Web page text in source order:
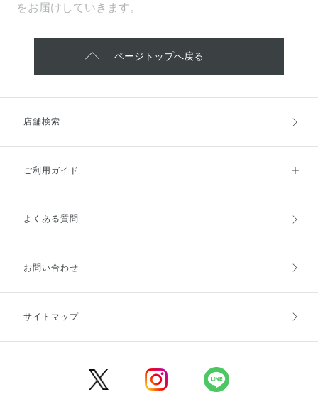
をお届けしていきます。
ページトップへ戻る
店舗検索
ご利用ガイド
ご利用ガイドトップ
お支払方法
キャンセル・返品・交換
よくある質問
お問い合わせ
サイトマップ